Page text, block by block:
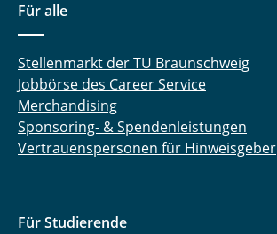
Für alle
Stellenmarkt der TU Braunschweig
Jobbörse des Career Service
Merchandising
Sponsoring- & Spendenleistungen
Vertrauenspersonen für Hinweisgeber
Für Studierende